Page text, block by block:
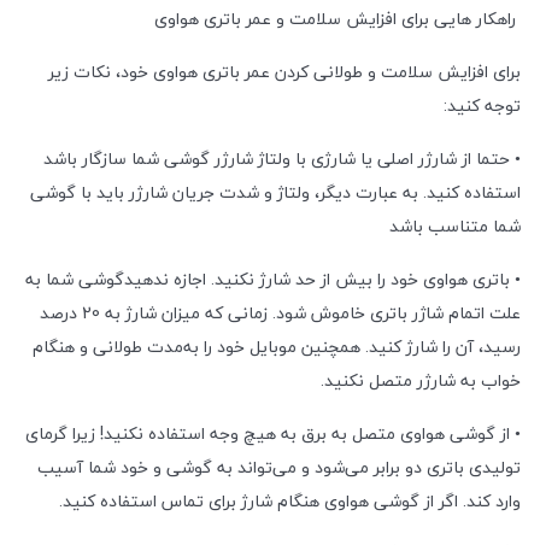
راهکار هایی برای افزایش سلامت و عمر باتری هواوی
برای افزایش سلامت و طولانی کردن عمر باتری هواوی خود، نکات زیر
توجه کنید:
• حتما از شارژر اصلی یا شارژی با ولتاژ شارژر گوشی شما سازگار باشد
استفاده کنید. به عبارت دیگر، ولتاژ و شدت جریان شارژر باید با گوشی
شما متناسب باشد
• باتری هواوی خود را بیش از حد شارژ نکنید. اجازه ندهیدگوشی شما به
علت اتمام شاژر باتری خاموش شود. زمانی که میزان شارژ به 20 درصد
رسید، آن را شارژ کنید. همچنین موبایل خود را به‌مدت طولانی و هنگام
خواب به شارژر متصل نکنید.
• از گوشی هواوی متصل به برق به هیچ وجه استفاده نکنید! زیرا گرمای
تولیدی باتری دو برابر می‌شود و می‌تواند به گوشی و خود شما آسیب
وارد کند. اگر از گوشی هواوی هنگام شارژ برای تماس استفاده کنید.